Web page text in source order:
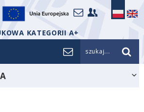
KATEGORII A+
szukaj...